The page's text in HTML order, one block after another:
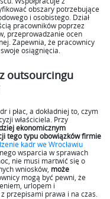
obszary potrzebujące
i osobistego. Dział
pracowników poprzez
przeprowadzanie ocen
Zapewnia, że pracownicy
osiągnięcia.
outsourcingu
i płac, a dokładniej to, czym
właściciela. Przy
ekonomicznym
tego typu obowiązków firmie
kadr we Wrocławiu
wsparcia w sprawach
nie musi martwić się o
wniosków, może
mogą być pewni, że
urlopem i
przepisami prawa i na czas.